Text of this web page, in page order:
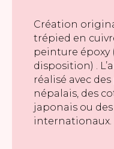
Création
trépied en
peinture époxy
disposition) .
réalisé avec
népalais, des
japonais ou
internationaux.